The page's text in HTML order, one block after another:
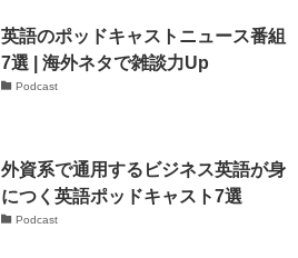
英語のポッドキャストニュース番組
7選 | 海外ネタで雑談力Up
Podcast
外資系で通用するビジネス英語が身
につく英語ポッドキャスト7選
Podcast